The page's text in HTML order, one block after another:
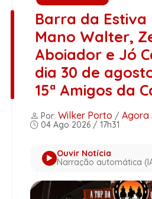
Barra da Estiva
Mano Walter,
Aboiador e Jó
dia 30 de
15ª Amigos da
Por: Wilker Porto / Agora
04 Ago 2026 / 17h31
Ouvir Notícia
Narração automática